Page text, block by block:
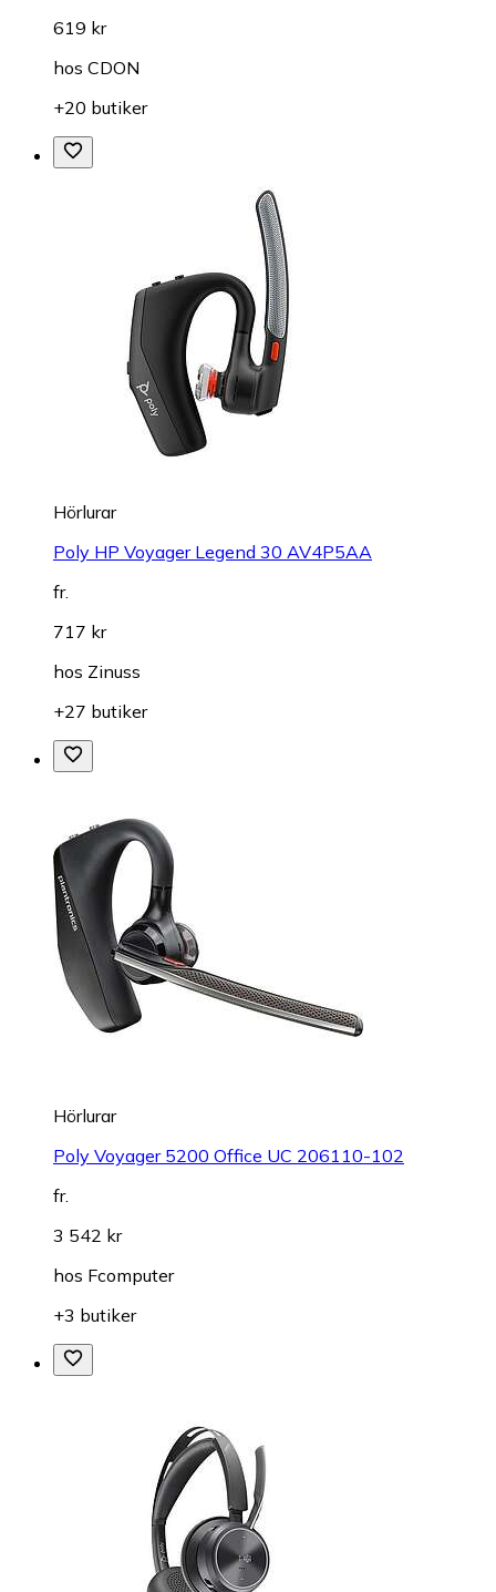
619 kr
hos CDON
+20 butiker
Hörlurar
Poly HP Voyager Legend 30 AV4P5AA
fr.
717 kr
hos Zinuss
+27 butiker
Hörlurar
Poly Voyager 5200 Office UC 206110-102
fr.
3 542 kr
hos Fcomputer
+3 butiker